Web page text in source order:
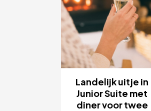
Landelijk uitje in
Junior Suite met
diner voor twee